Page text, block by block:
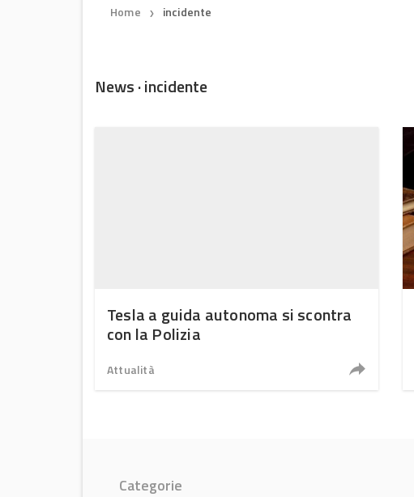
Home ❯ incidente
News · incidente
Tesla a guida autonoma si scontra
con la Polizia
Attualità
Categorie